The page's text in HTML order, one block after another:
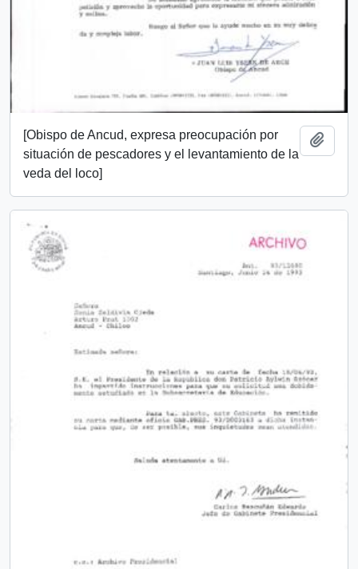
[Obispo de Ancud, expresa preocupación por
situación de pescadores y el levantamiento de la
veda del loco]